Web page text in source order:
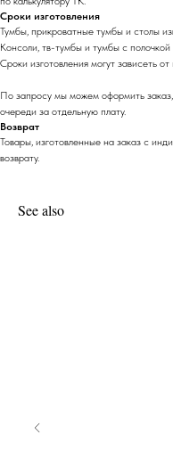
Сроки изготовления
Тумбы, прикроватные тумбы и столы
Консоли, тв-тумбы и тумбы с
Сроки изготовления могут зависеть
По запросу мы можем оформить заказ,
очереди за отдельную плату.
Возврат
Товары, изготовленные на заказ с
возврату.
See also